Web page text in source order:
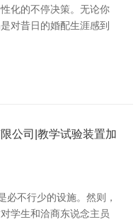
化的不停决策。无论你
对昔日的婚配生涯感到
公司|教学试验装置加
必不行少的设施。然则，
学生和洽商东说念主员